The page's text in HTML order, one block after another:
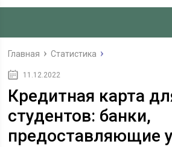
Главная Статистика
11.12.2022
Кредитная карта
студентов: банки,
предоставляющие